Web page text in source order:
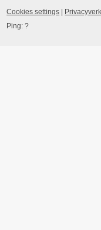
Cookies settings
Ping:?